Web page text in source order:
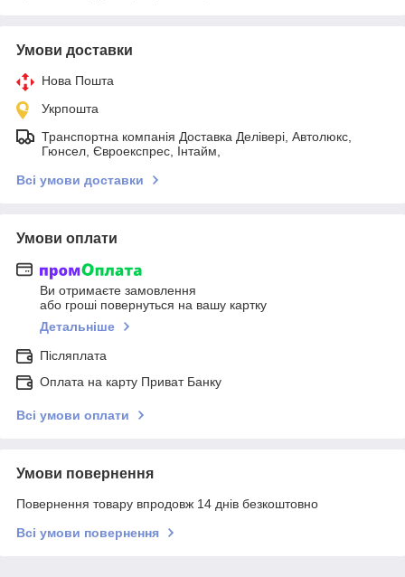
Умови доставки
Нова Пошта
Укрпошта
Транспортна компанія Доставка Делівері, Автолюкс,
Гюнсел, Євроекспрес, Інтайм,
Всі умови доставки
Умови оплати
Ви отримаєте замовлення
або гроші повернуться на вашу картку
Детальніше
Післяплата
Оплата на карту Приват Банку
Всі умови оплати
Умови повернення
Повернення товару впродовж 14 днів безкоштовно
Всі умови повернення